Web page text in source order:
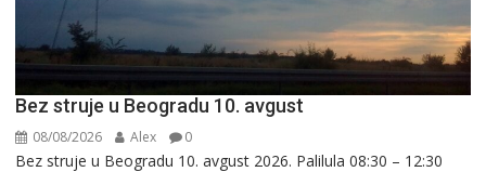
Bez struje u Beogradu 10. avgust
08/08/2026 Alex 0
Bez struje u Beogradu 10. avgust 2026. Palilula 08:30 – 12:30